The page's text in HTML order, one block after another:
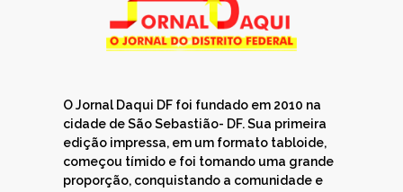
O Jornal Daqui DF foi fundado em 2010 na
cidade de São Sebastião- DF. Sua primeira
edição impressa, em um formato tabloide,
começou tímido e foi tomando uma grande
proporção, conquistando a comunidade e